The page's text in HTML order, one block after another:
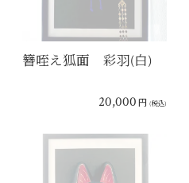
簪咥え狐面 彩羽(白)
20,000 円 (税込)